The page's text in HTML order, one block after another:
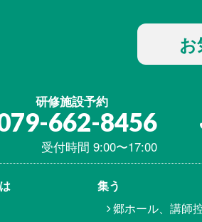
お
研修施設予約
662-8456
受付時間 9:00〜17:00
集う
郷ホール、講師